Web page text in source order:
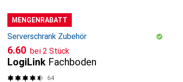
MENGENRABATT
Serverschrank Zubehör
CHF
6.60 bei 2 Stück
LogiLink Fachboden
64